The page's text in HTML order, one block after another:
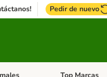
Pedir de nuevo